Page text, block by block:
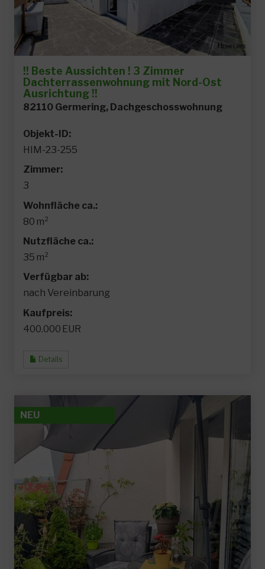
!! Beste Aussichten ! 3 Zimmer
Dachterrassenwohnung mit Nord-Ost
Ausrichtung !!
82110 Germering, Dachgeschosswohnung
Objekt-ID:
HIM-23-255
Zimmer:
3
Wohnfläche ca.:
80 m²
Nutzfläche ca.:
35 m²
Verfügbar ab:
nach Vereinbarung
Kaufpreis:
400.000 EUR
Details
NEU